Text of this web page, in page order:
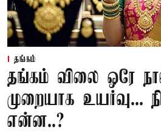
தங்கம்
தங்கம் விலை ஒரே
முறையாக உயர்வு...
என்ன..?